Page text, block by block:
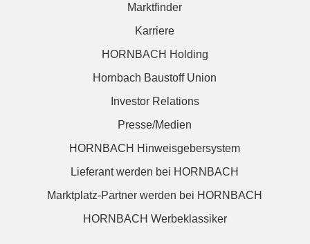
Marktfinder
Karriere
HORNBACH Holding
Hornbach Baustoff Union
Investor Relations
Presse/Medien
HORNBACH Hinweisgebersystem
Lieferant werden bei HORNBACH
Marktplatz-Partner werden bei HORNBACH
HORNBACH Werbeklassiker